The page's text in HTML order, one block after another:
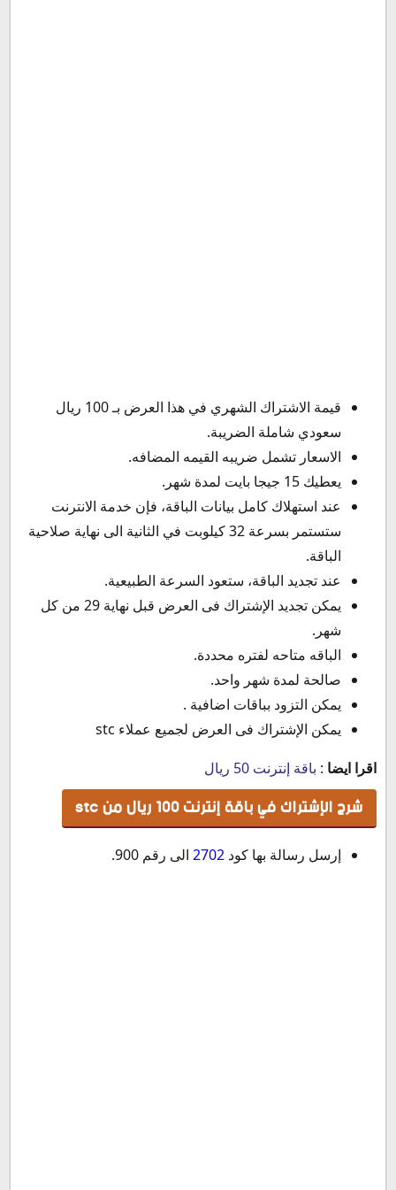
قيمة الاشتراك الشهري في هذا العرض بـ 100 ريال
سعودي شاملة الضريبة.
الاسعار تشمل ضريبه القيمه المضافه.
يعطيك 15 جيجا بايت لمدة شهر.
عند استهلاك كامل بيانات الباقة، فإن خدمة الانترنت
ستستمر بسرعة 32 كيلوبت في الثانية الى نهاية صلاحية
الباقة.
عند تجديد الباقة، ستعود السرعة الطبيعية.
يمكن تجديد الإشتراك فى العرض قبل نهاية 29 من كل
شهر.
الباقه متاحه لفتره محددة.
صالحة لمدة شهر واحد.
يمكن التزود بباقات اضافية .
يمكن الإشتراك فى العرض لجميع عملاء stc
اقرا ايضا : باقة إنترنت 50 ريال
شرح الإشتراك في باقة إنترنت 100 ريال من stc
إرسل رسالة بها كود 2702 الى رقم 900.